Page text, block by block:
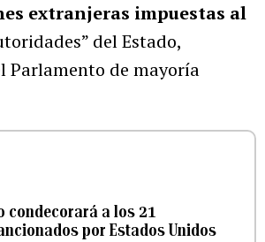
extranjeras impuestas al
del Estado,
Parlamento de mayoría
condecorará a los 21
por Estados Unidos